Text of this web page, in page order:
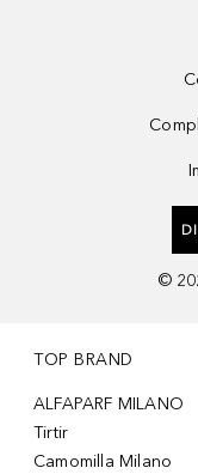
©
TOP BRAND
ALFAPARF MILANO
Tirtir
Camomilla Milano